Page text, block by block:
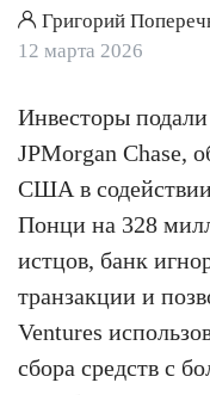
Григорий
12 марта 2026
Инвесторы
JPMorgan Chase,
США в
Понци на 328
истцов, банк
транзакции и
Ventures
сбора средств с